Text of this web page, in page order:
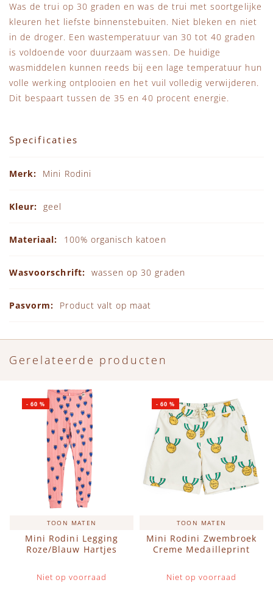
Was de trui op 30 graden en was de trui met soortgelijke
kleuren het liefste binnenstebuiten. Niet bleken en niet
in de droger. Een wastemperatuur van 30 tot 40 graden
is voldoende voor duurzaam wassen. De huidige
wasmiddelen kunnen reeds bij een lage temperatuur hun
volle werking ontplooien en het vuil volledig verwijderen.
Dit bespaart tussen de 35 en 40 procent energie.
Specificaties
Mini Rodini
geel
100% organisch katoen
wassen op 30 graden
Product valt op maat
Gerelateerde producten
TOON MATEN
Mini Rodini Legging
Roze/Blauw Hartjes
Niet op voorraad
-60 %
TOON MATEN
Mini Rodini Zwembroek
Creme Medailleprint
Niet op voorraad
-60 %